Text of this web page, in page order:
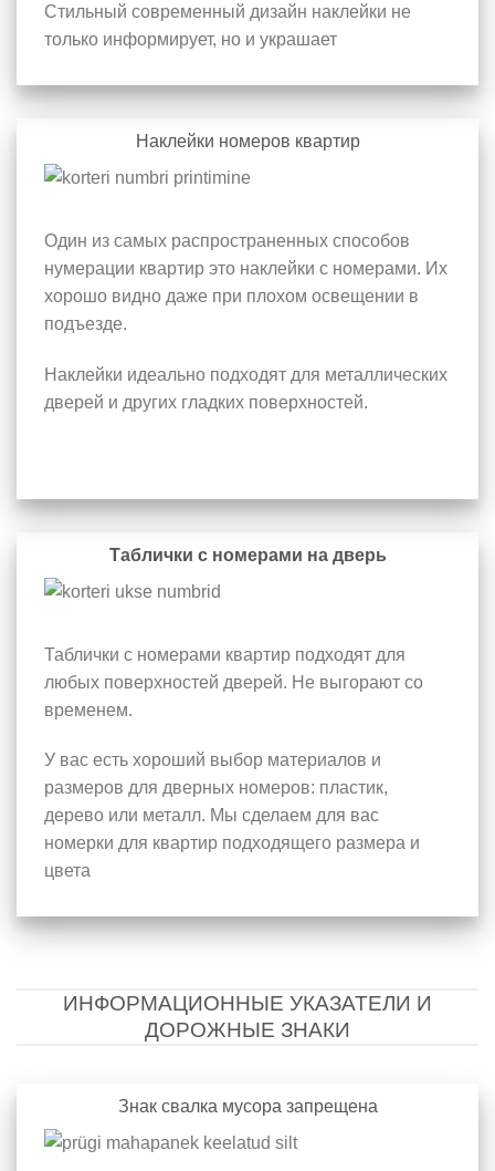
Стильный современный дизайн наклейки не
только информирует, но и украшает
Наклейки номеров квартир
Один из самых распространенных способов
нумерации квартир это наклейки с номерами. Их
хорошо видно даже при плохом освещении в
подъезде.
Наклейки идеально подходят для металлических
дверей и других гладких поверхностей.
Таблички с номерами на дверь
Таблички с номерами квартир подходят для
любых поверхностей дверей. Не выгорают со
временем.
У вас есть хороший выбор материалов и
размеров для дверных номеров: пластик,
дерево или металл. Мы сделаем для вас
номерки для квартир подходящего размера и
цвета
ИНФОРМАЦИОННЫЕ УКАЗАТЕЛИ И
ДОРОЖНЫЕ ЗНАКИ
Знак свалка мусора запрещена